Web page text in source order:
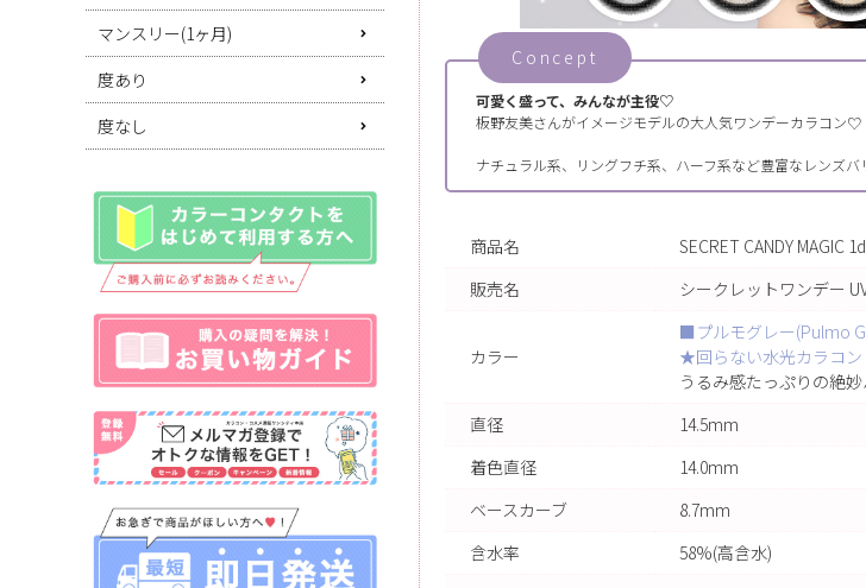
マンスリー(1ヶ月)
度あり
度なし
Concept
可愛く盛って、みんなが主役♡
板野友美さんがイメージモデルの大人気ワンデーカラコン♡
ナチュラル系、リングフチ系、ハーフ系など豊富なレンズ
商品名
SECRET CANDY
販売名
シークレットワンデー
カラー
■プルモグレー(Pulmo
★回らない水光カラコン
うるみ感たっぷりの絶
直径
14.5mm
着色直径
14.0mm
ベースカーブ
8.7mm
含水率
58%(高含水)